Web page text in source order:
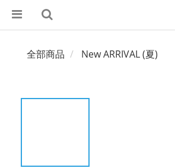
全部商品 New ARRIVAL (夏)